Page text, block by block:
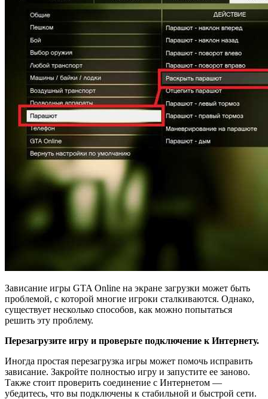
Зависание игры GTA Online на экране загрузки может быть
проблемой, с которой многие игроки сталкиваются. Однако,
существует несколько способов, как можно попытаться
решить эту проблему.
Перезагрузите игру и проверьте подключение к Интернету.
Иногда простая перезагрузка игры может помочь исправить
зависание. Закройте полностью игру и запустите ее заново.
Также стоит проверить соединение с Интернетом —
убедитесь, что вы подключены к стабильной и быстрой сети.